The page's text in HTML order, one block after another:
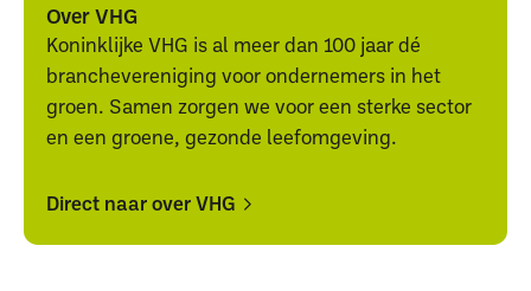
downloads
downloads
Over VHG
Koninklijke VHG is al meer dan 100 jaar dé
branchevereniging voor ondernemers in het
groen. Samen zorgen we voor een sterke sector
en een groene, gezonde leefomgeving.
Direct naar over VHG